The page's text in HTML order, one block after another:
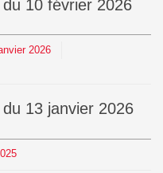
du 10 février 2026
2026
du 13 janvier 2026